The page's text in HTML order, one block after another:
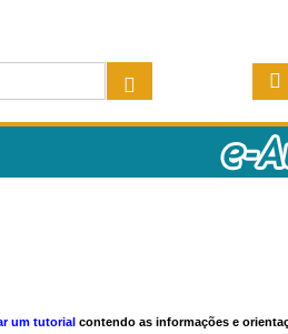
um tutorial contendo as informações e